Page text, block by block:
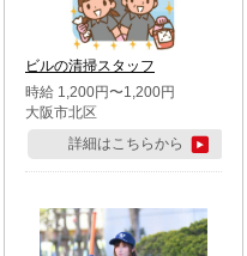
市・足立区・江戸川区・八王
子市・町田市
ビルの清掃スタッフ
時給 1,200円〜1,200円
大阪市北区
詳細はこちらから